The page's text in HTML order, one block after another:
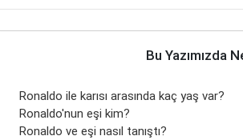
Bu Yazımızda
Ronaldo ile karısı arasında kaç yaş var?
Ronaldo'nun eşi kim?
Ronaldo ve eşi nasıl tanıştı?